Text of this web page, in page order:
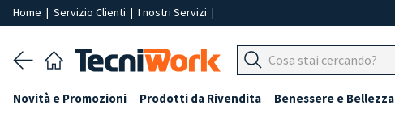
Home | Servizio Clienti | I nostri Servizi |
Novità e Promozioni Prodotti da Rivendita Benessere e Bellezza